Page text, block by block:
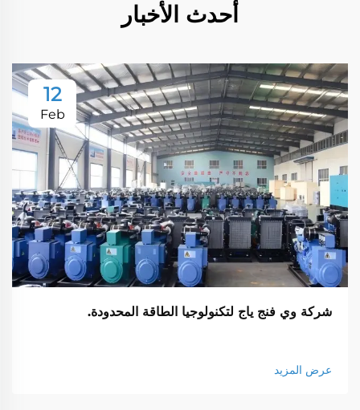
أحدث الأخبار
12
Feb
شركة وي فنج ياج لتكنولوجيا الطاقة المحدودة.
عرض المزيد